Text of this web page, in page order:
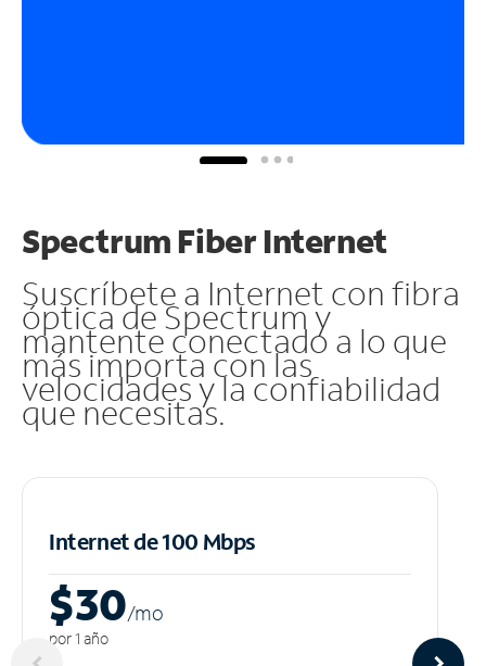
Spectrum Fiber Internet
Suscríbete a Internet con fibra
óptica de Spectrum y
mantente conectado a lo que
más importa con las
velocidades y la confiabilidad
que necesitas.
Internet de 100 Mbps
$30/mo
por 1 año